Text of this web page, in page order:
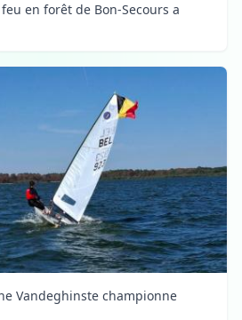
en forêt de Bon-Secours a
Vandeghinste championne